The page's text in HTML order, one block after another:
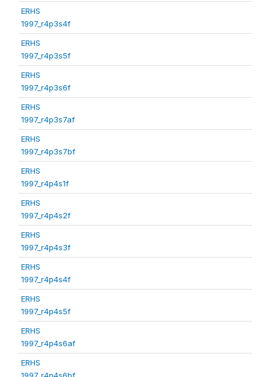
ERHS
1997_r4p3s4f
ERHS
1997_r4p3s5f
ERHS
1997_r4p3s6f
ERHS
1997_r4p3s7af
ERHS
1997_r4p3s7bf
ERHS
1997_r4p4s1f
ERHS
1997_r4p4s2f
ERHS
1997_r4p4s3f
ERHS
1997_r4p4s4f
ERHS
1997_r4p4s5f
ERHS
1997_r4p4s6af
ERHS
1997_r4p4s6bf